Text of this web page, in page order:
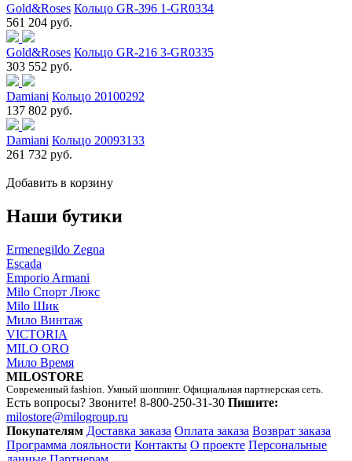
Gold&Roses Кольцо GR-396 1-GR0334
561 204 руб.
Gold&Roses Кольцо GR-216 3-GR0335
303 552 руб.
Damiani Кольцо 20100292
137 802 руб.
Damiani Кольцо 20093133
261 732 руб.
Добавить в корзину
Наши бутики
Ermenegildo Zegna
Escada
Emporio Armani
Milo Спорт Люкс
Milo Шик
Мило Винтаж
VICTORIA
MILO ORO
Мило Время
MILOSTORE
Современный fashion. Умный шоппинг. Официальная партнерская сеть.
Есть вопросы? Звоните! 8-800-250-31-30 Пишите:
milostore@milogroup.ru
Покупателям Доставка заказа Оплата заказа Возврат заказа
Программа лояльности Контакты О проекте Персональные